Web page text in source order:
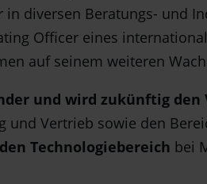
diversen Beratungs- und
Officer eines
auf seinem weiteren
und wird zukünftig
und Vertrieb sowie den
Technologiebereich bei